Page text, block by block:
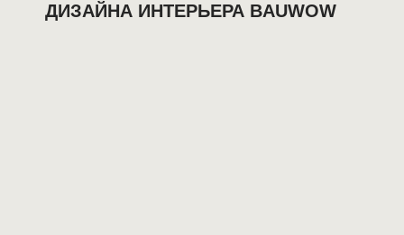
ДИЗАЙНА ИНТЕРЬЕРА BAUWOW